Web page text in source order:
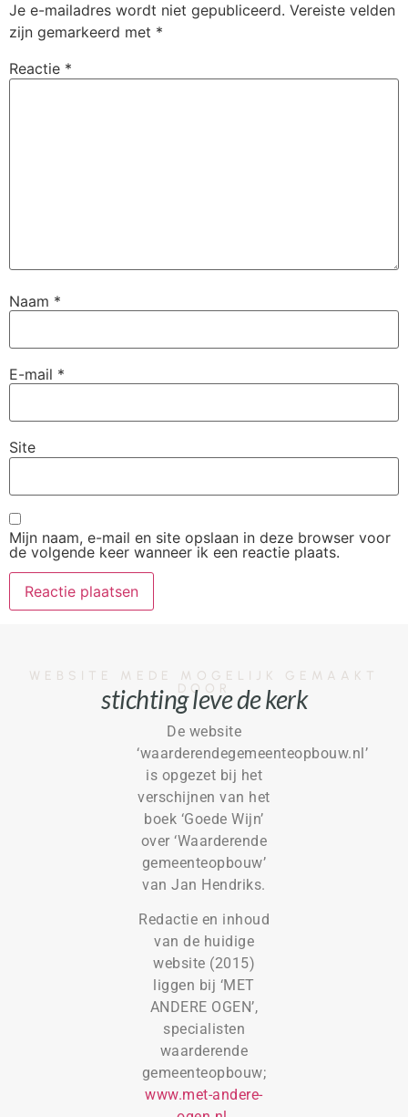
Je e-mailadres wordt niet gepubliceerd. Vereiste velden
zijn gemarkeerd met *
Reactie *
Naam *
E-mail *
Site
Mijn naam, e-mail en site opslaan in deze browser voor
de volgende keer wanneer ik een reactie plaats.
WEBSITE MEDE MOGELIJK GEMAAKT
DOOR
stichting leve de kerk
De website
‘waarderendegemeenteopbouw.nl’
is opgezet bij het
verschijnen van het
boek ‘Goede Wijn’
over ‘Waarderende
gemeenteopbouw’
van Jan Hendriks.
Redactie en inhoud
van de huidige
website (2015)
liggen bij ‘MET
ANDERE OGEN’,
specialisten
waarderende
gemeenteopbouw;
www.met-andere-